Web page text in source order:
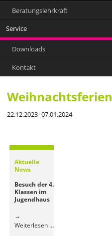
Beratungslehrkraft
Service
Downloads
Kontakt
Weihnachtsferien
22.12.2023–07.01.2024
Aktuelle
News
Besuch der 4.
Klassen im
Jugendhaus
Weiterlesen …Besuch